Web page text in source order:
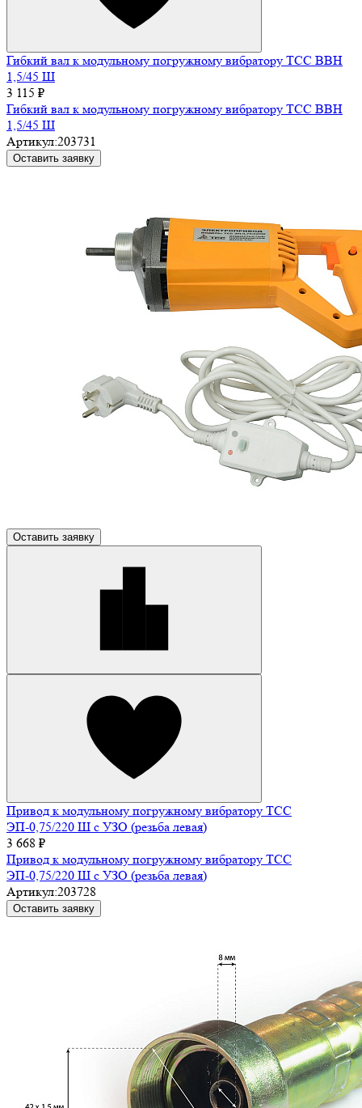
Гибкий вал к модульному погружному вибратору ТСС ВВН
1,5/45 Ш
3 115 ₽
Гибкий вал к модульному погружному вибратору ТСС ВВН
1,5/45 Ш
Артикул:203731
Оставить заявку
Оставить заявку
Привод к модульному погружному вибратору ТСС
ЭП-0,75/220 Ш с УЗО (резьба левая)
3 668 ₽
Привод к модульному погружному вибратору ТСС
ЭП-0,75/220 Ш с УЗО (резьба левая)
Артикул:203728
Оставить заявку